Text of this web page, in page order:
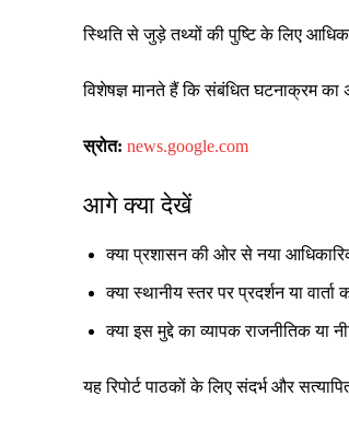
स्थिति से जुड़े तथ्यों की पुष्टि के लिए
विशेषज्ञ मानते हैं कि संबंधित घटनाक्रम
स्रोत: news.google.com
आगे क्या देखें
क्या प्रशासन की ओर से नया
क्या स्थानीय स्तर पर प्रदर्शन या
क्या इस मुद्दे का व्यापक राजनीतिक या
यह रिपोर्ट पाठकों के लिए संदर्भ और